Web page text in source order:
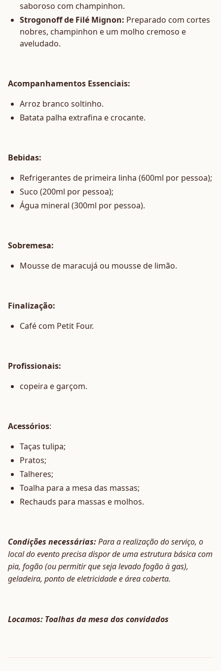
saboroso com champinhon.
Strogonoff de Filé Mignon: Preparado com cortes
nobres, champinhon e um molho cremoso e
aveludado.
Acompanhamentos Essenciais:
Arroz branco soltinho.
Batata palha extrafina e crocante.
Bebidas:
Refrigerantes de primeira linha (600ml por pessoa);
Suco (200ml por pessoa);
Água mineral (300ml por pessoa).
Sobremesa:
Mousse de maracujá ou mousse de limão.
Finalização:
Café com Petit Four.
Profissionais:
copeira e garçom.
Acessórios:
Taças tulipa;
Pratos;
Talheres;
Toalha para a mesa das massas;
Rechauds para massas e molhos.
Condições necessárias:Para a realização do serviço, o
local do evento precisa dispor de uma estrutura básica com
pia, fogão (ou permitir que seja levado fogão à gas),
geladeira, ponto de eletricidade e área coberta.
Locamos: Toalhas da mesa dos convidados